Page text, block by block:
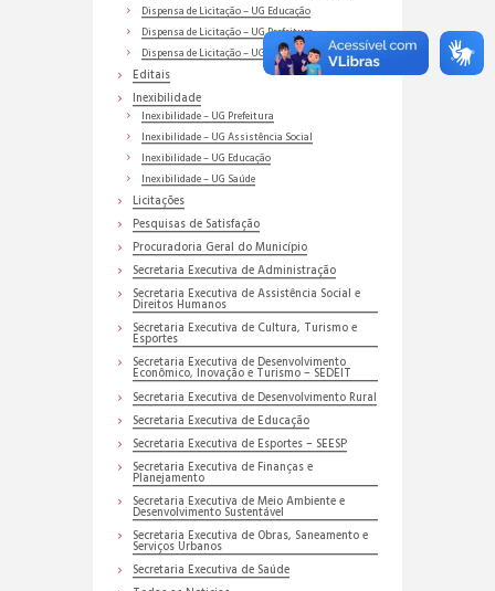
Dispensa de Licitação – UG Educação
Dispensa de Licitação – UG Prefeitura
Dispensa de Licitação – UG Saúde
Editais
Inexibilidade
Inexibilidade – UG Prefeitura
Inexibilidade – UG Assistência Social
Inexibilidade – UG Educação
Inexibilidade – UG Saúde
Licitações
Pesquisas de Satisfação
Procuradoria Geral do Município
Secretaria Executiva de Administração
Secretaria Executiva de Assistência Social e
Direitos Humanos
Secretaria Executiva de Cultura, Turismo e
Esportes
Secretaria Executiva de Desenvolvimento
Econômico, Inovação e Turismo – SEDEIT
Secretaria Executiva de Desenvolvimento Rural
Secretaria Executiva de Educação
Secretaria Executiva de Esportes – SEESP
Secretaria Executiva de Finanças e
Planejamento
Secretaria Executiva de Meio Ambiente e
Desenvolvimento Sustentável
Secretaria Executiva de Obras, Saneamento e
Serviços Urbanos
Secretaria Executiva de Saúde